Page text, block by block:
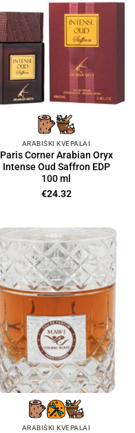
ARABIŠKI KVEPALAI
Paris Corner Arabian Oryx
Intense Oud Saffron EDP
100 ml
€24.32
ARABIŠKI KVEPALAI